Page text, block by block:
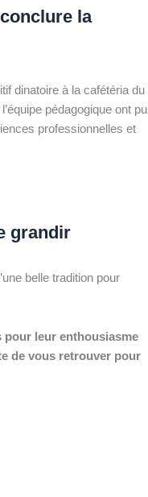
la
dinatoire à la cafétéria du
pédagogique ont pu
professionnelles et
grandir
belle tradition pour
pour leur enthousiasme
de vous retrouver pour